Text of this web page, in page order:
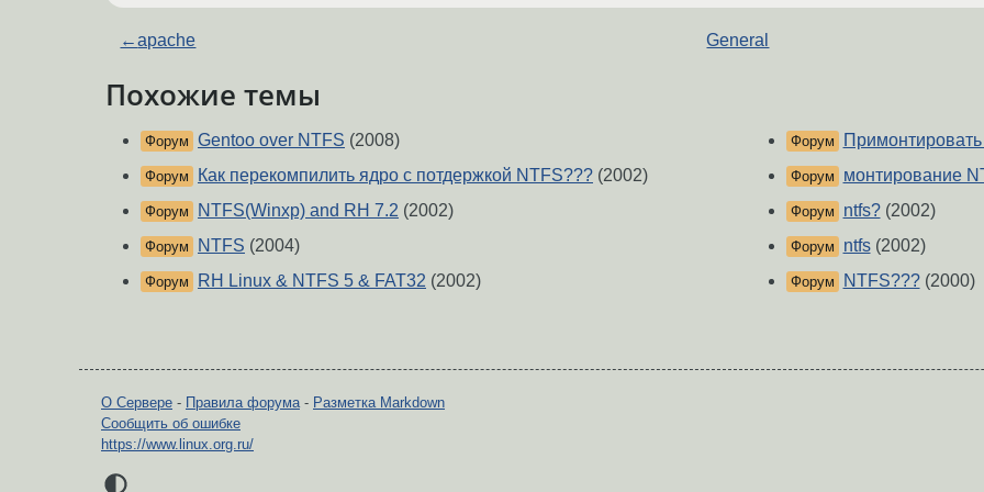
←apache General
Похожие темы
Форум Gentoo over NTFS (2008)
Форум Как перекомпилить ядро с потдержкой NTFS??? (2002)
Форум NTFS(Winxp) and RH 7.2 (2002)
Форум NTFS (2004)
Форум RH Linux & NTFS 5 & FAT32 (2002)
Форум
Форум монтирование
Форум ntfs?(2002)
Форум ntfs(2002)
Форум NTFS???(2000)
О Сервере - Правила форума- Разметка Markdown
Сообщить об ошибке
https://www.linux.org.ru/